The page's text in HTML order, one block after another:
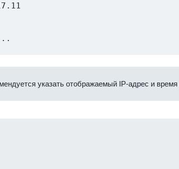
указать отображаемый IP-адрес и время